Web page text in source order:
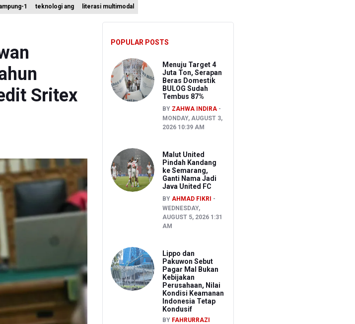
Adu Pinalti Lawan Persib Bandung
Subsidi LPG hingga Rp26 triliun
1 teknologi ang literasi multimodal
Sritex
POPULAR POSTS
Menuju Target 4
Juta Ton, Serapan
Beras Domestik
BULOG Sudah
Tembus 87%
BY ZAHWA INDIRA
MONDAY, AUGUST 3,
2026 10:39 AM
Malut United
Pindah Kandang
ke Semarang,
Ganti Nama Jadi
Java United FC
BY AHMAD FIKRI
WEDNESDAY,
AUGUST 5, 2026 1:31
AM
Lippo dan
Pakuwon Sebut
Pagar Mal Bukan
Kebijakan
Perusahaan, Nilai
Kondisi Keamanan
Indonesia Tetap
Kondusif
BY FAHRURRAZI